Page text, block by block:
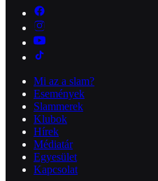
Mi az a slam?
Események
Slammerek
Klubok
Hírek
Médiatár
Egyesület
Kapcsolat